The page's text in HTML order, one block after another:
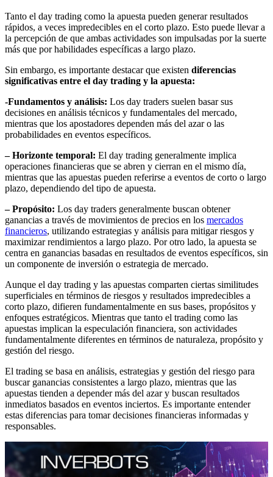
Tanto el day trading como la apuesta pueden generar resultados
rápidos, a veces impredecibles en el corto plazo. Esto puede llevar a
la percepción de que ambas actividades son impulsadas por la suerte
más que por habilidades específicas a largo plazo.
Sin embargo, es importante destacar que existen diferencias
significativas entre el day trading y la apuesta:
-Fundamentos y análisis: Los day traders suelen basar sus
decisiones en análisis técnicos y fundamentales del mercado,
mientras que los apostadores dependen más del azar o las
probabilidades en eventos específicos.
– Horizonte temporal: El day trading generalmente implica
operaciones financieras que se abren y cierran en el mismo día,
mientras que las apuestas pueden referirse a eventos de corto o largo
plazo, dependiendo del tipo de apuesta.
– Propósito: Los day traders generalmente buscan obtener
ganancias a través de movimientos de precios en los mercados
financieros, utilizando estrategias y análisis para mitigar riesgos y
maximizar rendimientos a largo plazo. Por otro lado, la apuesta se
centra en ganancias basadas en resultados de eventos específicos, sin
un componente de inversión o estrategia de mercado.
Aunque el day trading y las apuestas comparten ciertas similitudes
superficiales en términos de riesgos y resultados impredecibles a
corto plazo, difieren fundamentalmente en sus bases, propósitos y
enfoques estratégicos. Mientras que tanto el trading como las
apuestas implican la especulación financiera, son actividades
fundamentalmente diferentes en términos de naturaleza, propósito y
gestión del riesgo.
El trading se basa en análisis, estrategias y gestión del riesgo para
buscar ganancias consistentes a largo plazo, mientras que las
apuestas tienden a depender más del azar y buscan resultados
inmediatos basados en eventos inciertos. Es importante entender
estas diferencias para tomar decisiones financieras informadas y
responsables.